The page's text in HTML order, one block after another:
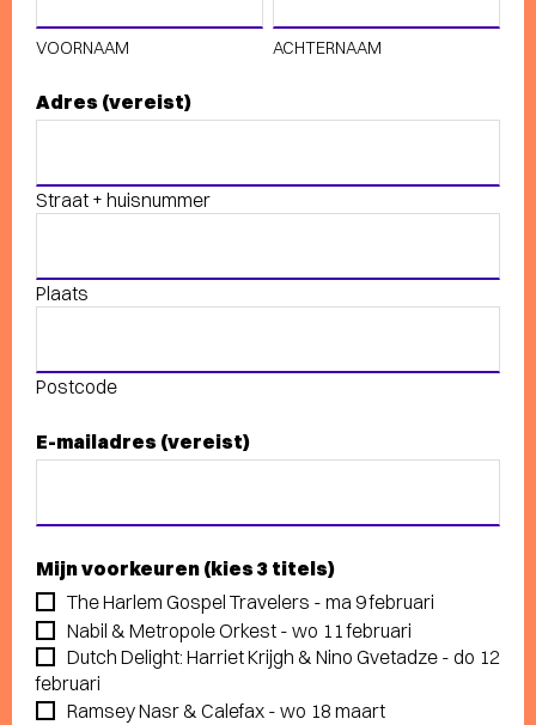
VOORNAAM ACHTERNAAM
Adres (vereist)
Straat + huisnummer
Plaats
Postcode
E-mailadres (vereist)
Mijn voorkeuren (kies 3 titels)
The Harlem Gospel Travelers - ma 9 februari
Nabil & Metropole Orkest - wo 11 februari
Dutch Delight: Harriet Krijgh & Nino Gvetadze - do 12
februari
Ramsey Nasr & Calefax - wo 18 maart